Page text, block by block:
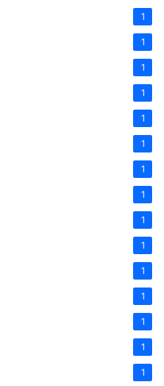
1
1
1
1
1
1
1
1
1
1
1
1
1
1
1